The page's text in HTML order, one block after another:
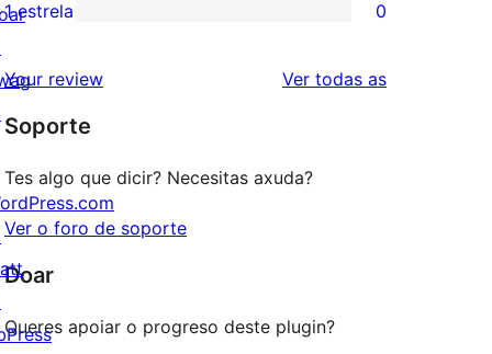
valoracións
2
0
de
1
1 estrela 0
Your review Ver todas asvaloracións
Soporte
Tes algo que dicir? Necesitas axuda?
Ver o foro de soporte
Doar
Queres apoiar o progreso deste plugin?